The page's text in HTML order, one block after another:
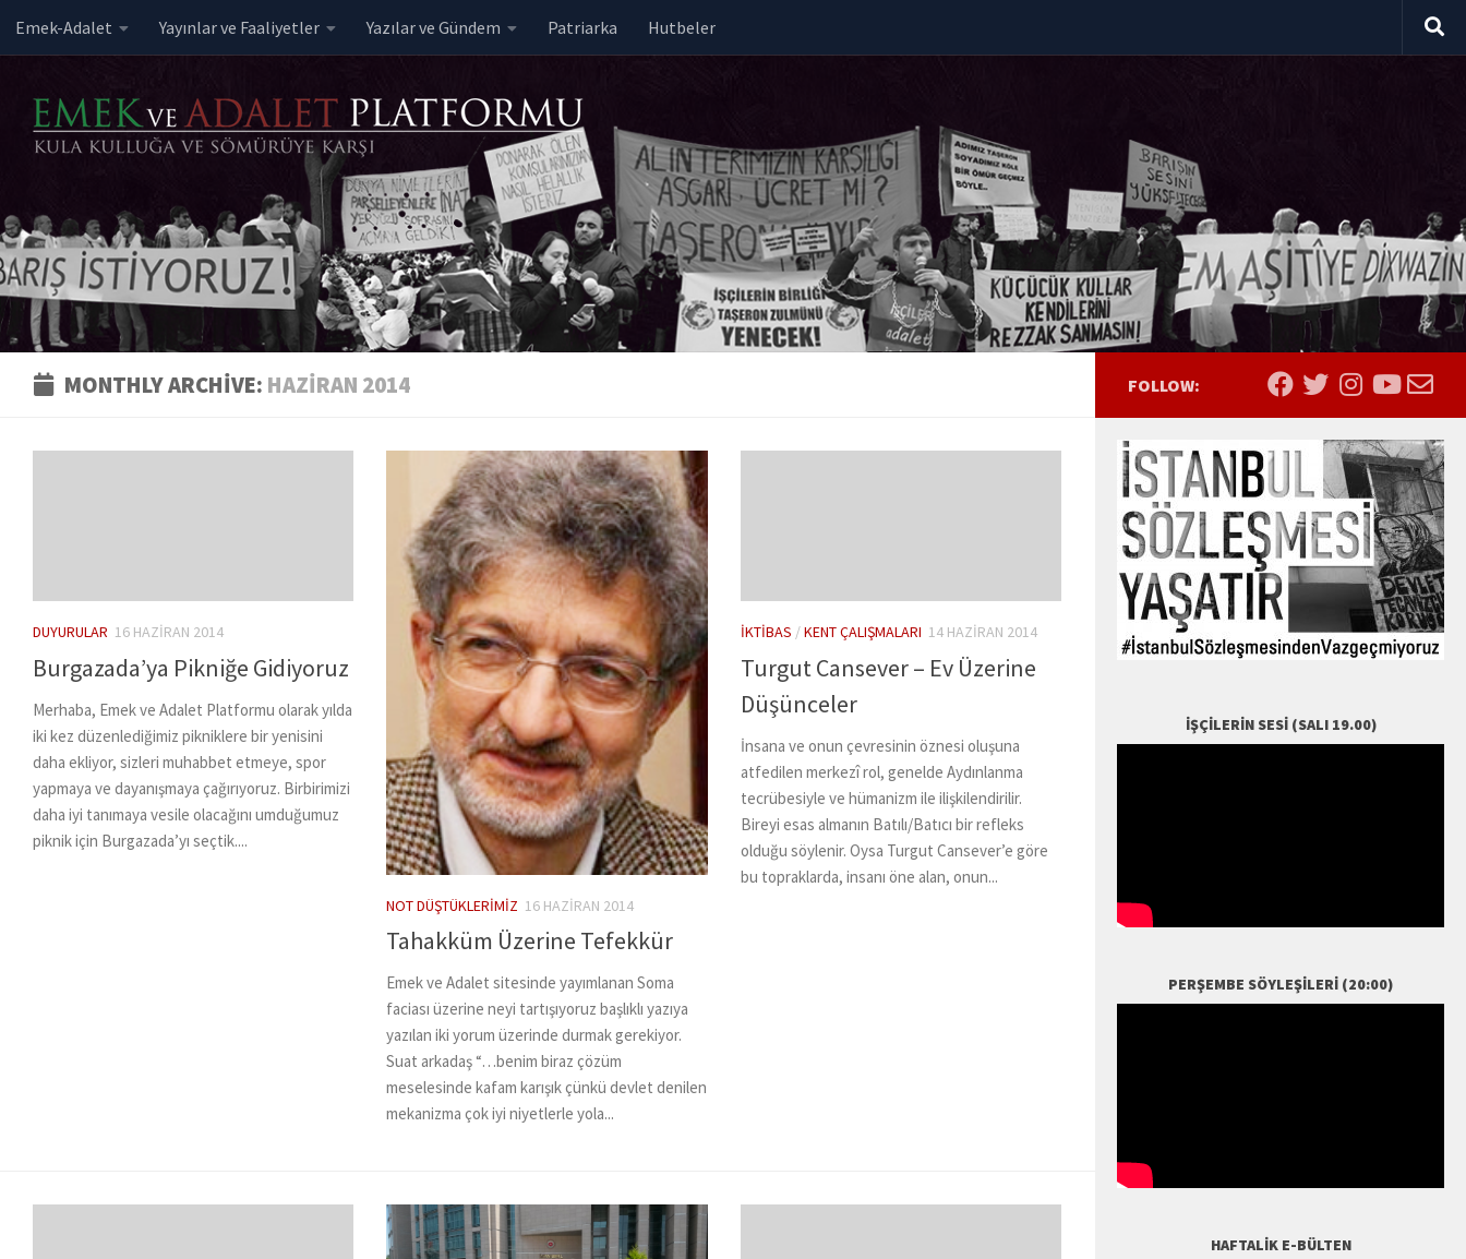
Skip to content
Emek-Adalet Yayınlar ve Faaliyetler Yazılar ve Gündem Patriarka Hutbeler
MONTHLY ARCHIVE: HAZIRAN 2014
DUYURULAR 16 HAZIRAN 2014
Burgazada’ya Pikniğe Gidiyoruz
Merhaba, Emek ve Adalet Platformu olarak yılda
iki kez düzenlediğimiz pikniklere bir yenisini
daha ekliyor, sizleri muhabbet etmeye, spor
yapmaya ve dayanışmaya çağırıyoruz. Birbirimizi
daha iyi tanımaya vesile olacağını umduğumuz
piknik için Burgazada’yı seçtik....
NOT DÜŞTÜKLERIMIZ 16 HAZIRAN 2014
Tahakküm Üzerine Tefekkür
Emek ve Adalet sitesinde yayımlanan Soma
faciası üzerine neyi tartışıyoruz başlıklı yazıya
yazılan iki yorum üzerinde durmak gerekiyor.
Suat arkadaş “…benim biraz çözüm
meselesinde kafam karışık çünkü devlet denilen
mekanizma çok iyi niyetlerle yola...
İKTIBAS /KENT ÇALIŞMALARI 14 HAZIRAN 2014
Turgut Cansever – Ev Üzerine
Düşünceler
İnsana ve onun çevresinin öznesi oluşuna
atfedilen merkezî rol, genelde Aydınlanma
tecrübesiyle ve hümanizm ile ilişkilendirilir.
Bireyi esas almanın Batılı/Batıcı bir refleks
olduğu söylenir. Oysa Turgut Cansever’e göre
bu topraklarda, insanı öne alan, onun...
FOLLOW:
İŞÇILERIN SESI (SALI 19.00)
PERŞEMBE SÖYLEŞILERI (20:00)
HAFTALIK E-BÜLTEN